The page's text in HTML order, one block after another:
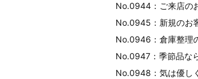
No.0944：ご来店の
No.0945：新規のお
No.0946：倉庫整理
No.0947：季節品な
No.0948：気は優し